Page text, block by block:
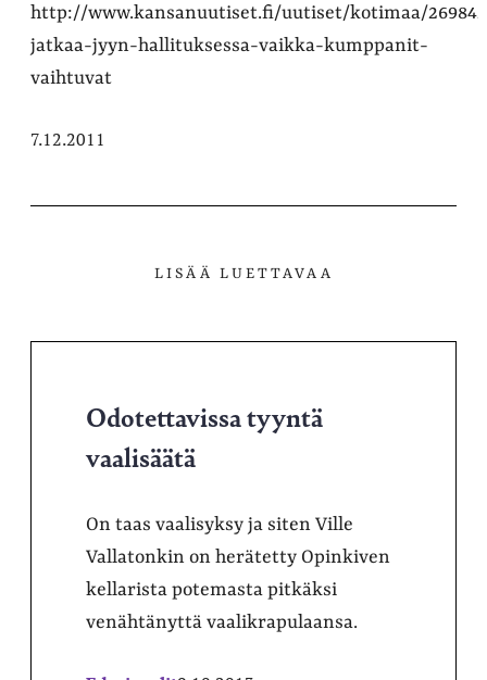
http://www.kansanuutiset.fi/uutiset/kotimaa/
jatkaa-jyyn-hallituksessa-vaikka-kumppanit-
vaihtuvat
7.12.2011
LISÄÄ LUETTAVAA
Odotettavissa tyyntä
vaalisäätä
On taas vaalisyksy ja siten Ville
Vallatonkin on herätetty Opinkiven
kellarista potemasta pitkäksi
venähtänyttä vaalikrapulaansa.